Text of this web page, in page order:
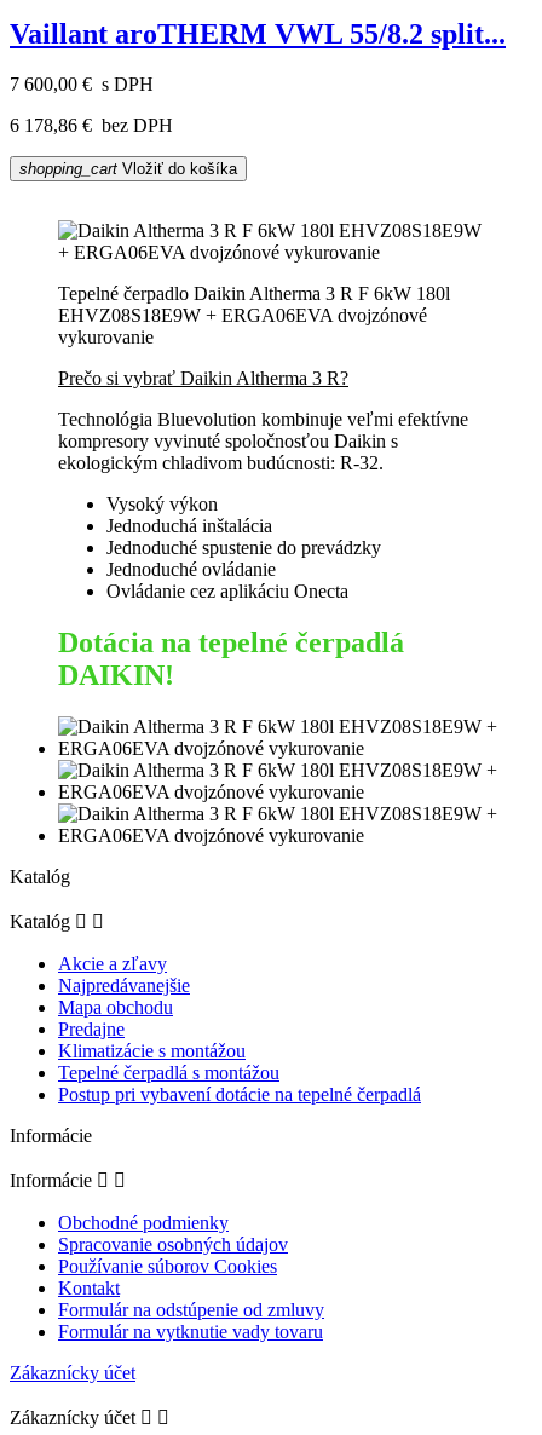
Vaillant aroTHERM VWL 55/8.2 split...
7 600,00 € s DPH
6 178,86 € bez DPH
shopping_cart Vložiť do košíka
Tepelné čerpadlo Daikin Altherma 3 R F 6kW 180l
EHVZ08S18E9W + ERGA06EVA dvojzónové
vykurovanie
Prečo si vybrať Daikin Altherma 3 R?
Technológia Bluevolution kombinuje veľmi efektívne
kompresory vyvinuté spoločnosťou Daikin s
ekologickým chladivom budúcnosti: R-32.
Vysoký výkon
Jednoduchá inštalácia
Jednoduché spustenie do prevádzky
Jednoduché ovládanie
Ovládanie cez aplikáciu Onecta
Dotácia na tepelné čerpadlá
DAIKIN!
Katalóg
Katalóg  
Akcie a zľavy
Najpredávanejšie
Mapa obchodu
Predajne
Klimatizácie s montážou
Tepelné čerpadlá s montážou
Postup pri vybavení dotácie na tepelné čerpadlá
Informácie
Informácie  
Obchodné podmienky
Spracovanie osobných údajov
Používanie súborov Cookies
Kontakt
Formulár na odstúpenie od zmluvy
Formulár na vytknutie vady tovaru
Zákaznícky účet
Zákaznícky účet  